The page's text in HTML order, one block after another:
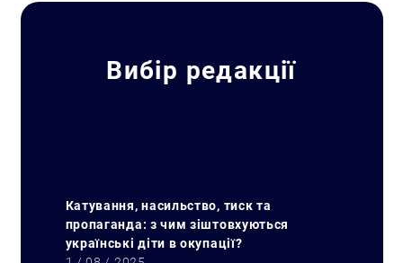
Вибір редакції
Катування, насильство, тиск та
пропаганда: з чим зіштовхуються
українські діти в окупації?